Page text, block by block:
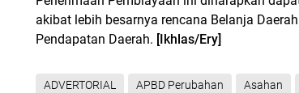
akibat lebih besarnya rencana Belanja
Pendapatan Daerah. [Ikhlas/Ery]
ADVERTORIAL APBD Perubahan Asahan